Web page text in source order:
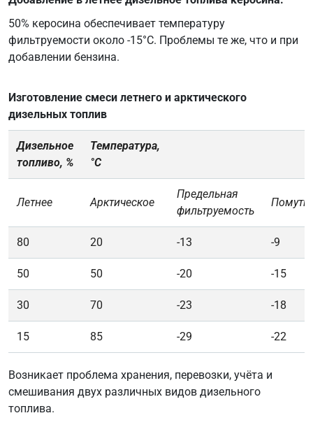
50% керосина обеспечивает температуру
фильтруемости около -15°C. Проблемы те же, что и при
добавлении бензина.
Изготовление смеси летнего и арктического
дизельных топлив
Дизельное
топливо, %
Температура,
°С
Летнее Арктическое
Предельная
фильтруемость
80 20 -13 -9
50 50 -20 -15
30 70 -23 -18
15 85 -29 -22
Возникает проблема хранения, перевозки, учёта и
смешивания двух различных видов дизельного
топлива.